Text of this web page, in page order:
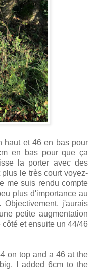
haut et 46 en bas pour
en bas pour que ça
la porter avec des
le très court voyez-
me suis rendu compte
plus d'importance au
j'aurais
petite augmentation
et ensuite un 44/46
on top and a 46 at the
I added 6cm to the